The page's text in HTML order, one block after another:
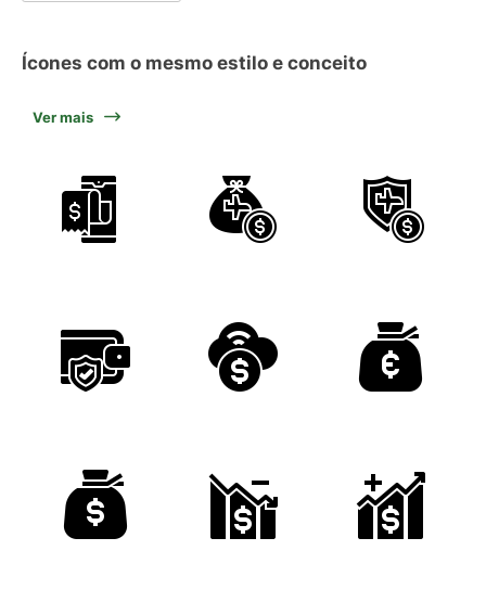
Ícones com o mesmo estilo e conceito
Ver mais